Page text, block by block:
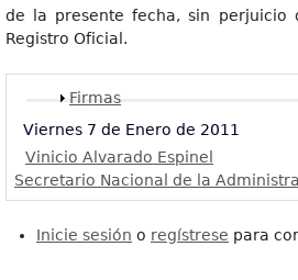
de la presente fecha, sin perjuicio
Registro Oficial.
Mostrar
Firmas
Viernes 7 de Enero de 2011
Vinicio Alvarado Espinel
Secretario Nacional de la
Inicie sesión o regístrese para